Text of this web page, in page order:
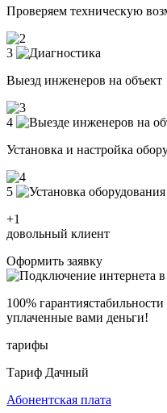
Проверяем техническую
3
Выезд инженеров на объект
4
Установка и настройка
5
+1
довольный клиент
Оформить заявку
100% гарантиястабильности
уплаченные вами деньги!
тарифы
Тариф Дачный
Абонентская плата